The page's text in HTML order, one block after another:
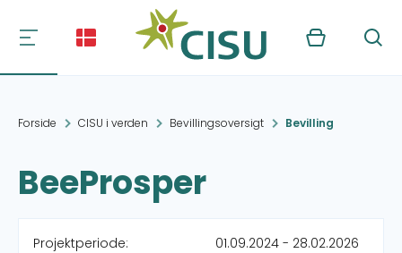
Kurv Søg
Forside CISU i verden Bevillingsoversigt Bevilling
BeeProsper
Projektperiode: 01.09.2024 - 28.02.2026